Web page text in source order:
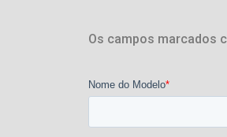
Os campos marcados